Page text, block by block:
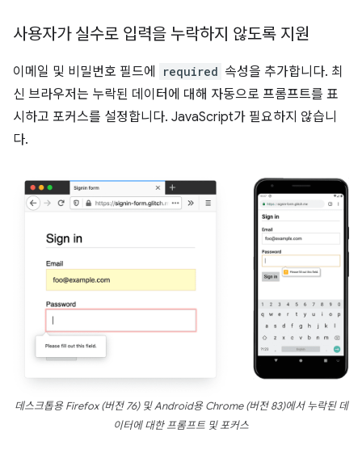
사용자가 실수로 입력을 누락하지 않도록 지원
이메일 및 비밀번호 필드에 required 속성을 추가합니다. 최
신 브라우저는 누락된 데이터에 대해 자동으로 프롬프트를 표
시하고 포커스를 설정합니다. JavaScript가 필요하지 않습니
다.
데스크톱용 Firefox (버전 76) 및 Android용 Chrome (버전 83)에서 누락된 데
이터에 대한 프롬프트 및 포커스